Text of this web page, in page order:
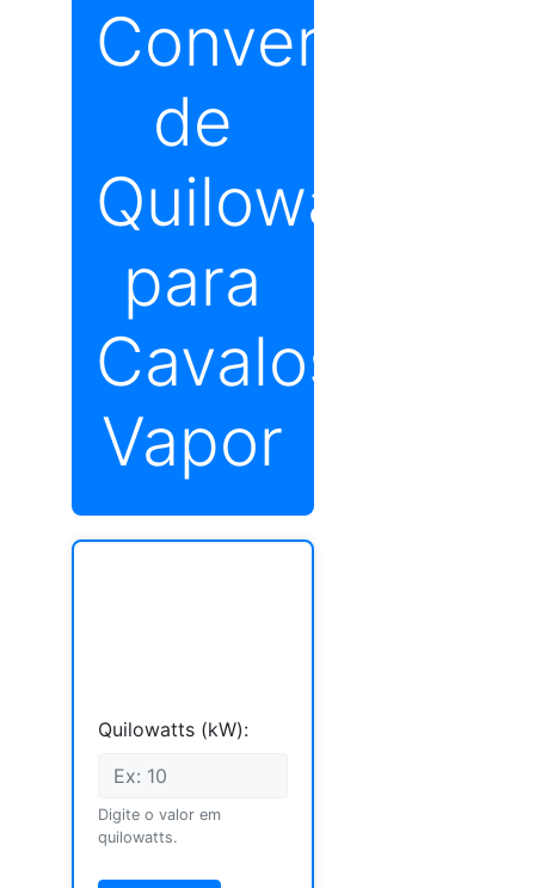
Conversor
de
Quilowatts
para
Cavalos
Vapor
Quilowatts (kW):
Digite o valor em
quilowatts.